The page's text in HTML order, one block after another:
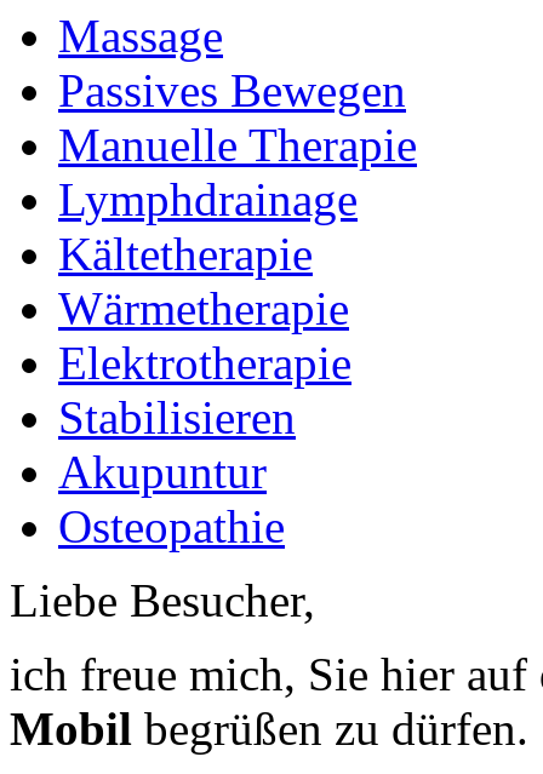
Massage
Passives Bewegen
Manuelle Therapie
Lymphdrainage
Kältetherapie
Wärmetherapie
Elektrotherapie
Stabilisieren
Akupuntur
Osteopathie
Liebe Besucher,
ich freue mich, Sie hier auf
Mobil begrüßen zu dürfen.